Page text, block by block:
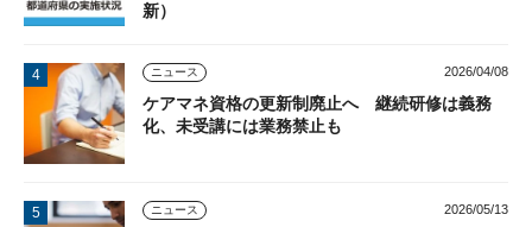
新）
ニュース 2026/04/08
ケアマネ資格の更新制廃止へ 継続研修は義務
化、未受講には業務禁止も
ニュース 2026/05/13